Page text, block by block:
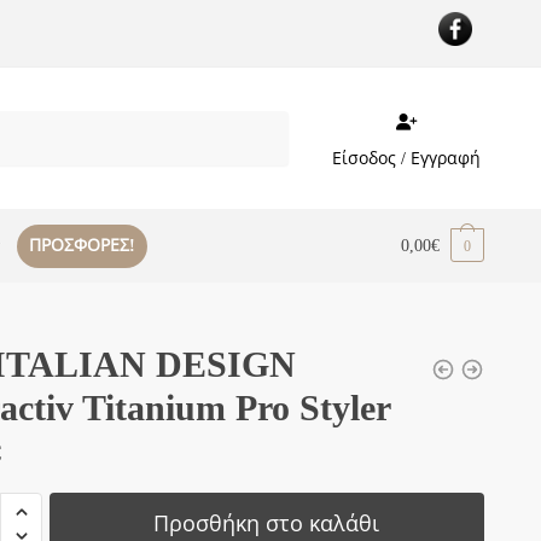
Είσοδος / Εγγραφή
ΠΡΟΣΦΟΡΕΣ! 0,00€ 0
DESIGN
Titanium Pro Styler
Προσθήκη στο καλάθι